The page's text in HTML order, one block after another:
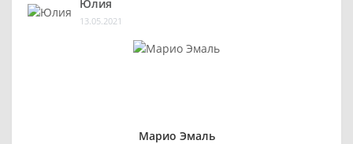
Юлия
13.05.2021
Марио Эмаль